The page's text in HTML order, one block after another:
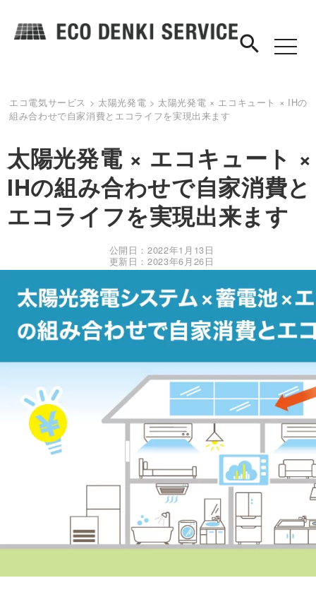
toggle
search
エコ電気サービス > 太陽光発電 > 太陽光発電 × エコキュート × IHの
組み合わせで自家消費とエコライフを実現出来ます
太陽光発電 × エコキュート ×
IHの組み合わせで自家消費と
エコライフを実現出来ます
公開日：2022年1月13日
更新日：2023年6月26日